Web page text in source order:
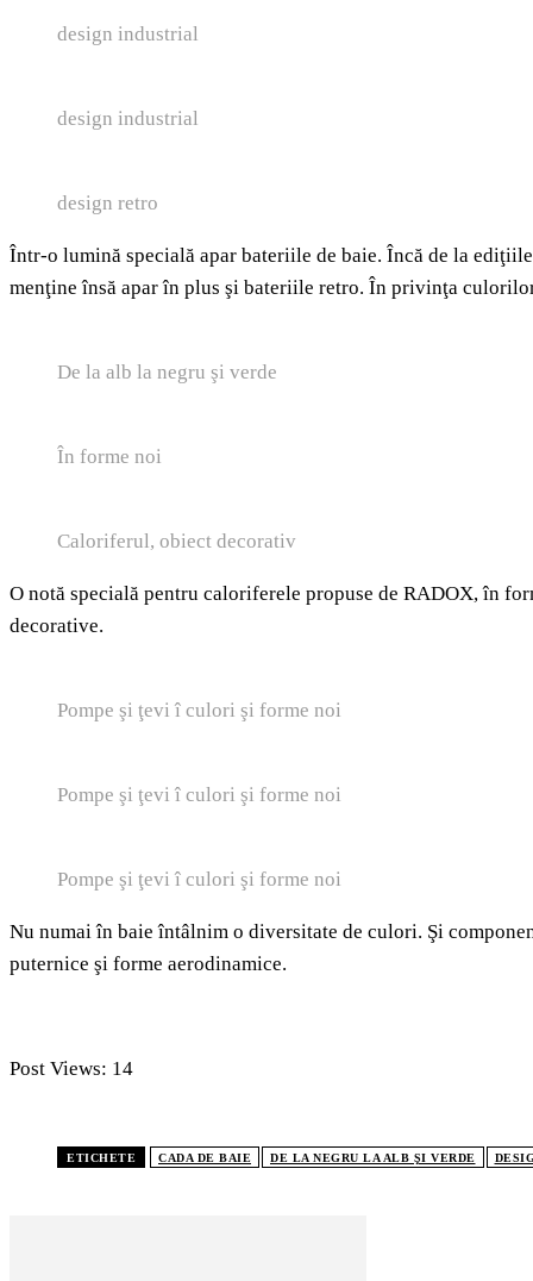
design industrial
design industrial
design retro
Într-o lumină specială apar bateriile de baie. Încă de la
menţine însă apar în plus şi bateriile retro. În privinţa
De la alb la negru şi verde
În forme noi
Caloriferul, obiect decorativ
O notă specială pentru caloriferele propuse de RADOX, în
decorative.
Pompe şi ţevi î culori şi forme noi
Pompe şi ţevi î culori şi forme noi
Pompe şi ţevi î culori şi forme noi
Nu numai în baie întâlnim o diversitate de culori. Şi
puternice şi forme aerodinamice.
Post Views: 14
ETICHETE CADA DE BAIE DE LA NEGRU LA ALB ŞI VERDE